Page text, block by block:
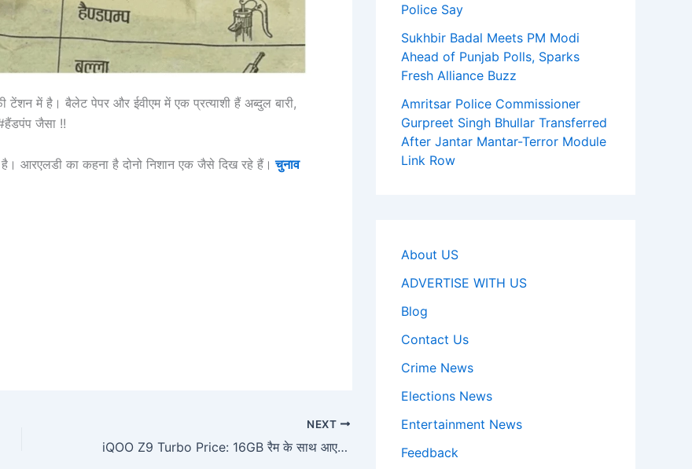
टेंशन में है। बैलेट पेपर और ईवीएम में एक प्रत्याशी हैं अब्दुल बारी,
जैसा !!
आरएलडी का कहना है दोनो निशान एक जैसे दिख रहे हैं। चुनाव
NEXT
iQOO Z9 Turbo Price: 16GB रैम के साथ आएगा यह स्मार्टफ़ोन!
Police Say
Sukhbir Badal Meets PM Modi
Ahead of Punjab Polls, Sparks
Fresh Alliance Buzz
Amritsar Police Commissioner
Gurpreet Singh Bhullar Transferred
After Jantar Mantar-Terror Module
Link Row
About US
ADVERTISE WITH US
Blog
Contact Us
Crime News
Elections News
Entertainment News
Feedback